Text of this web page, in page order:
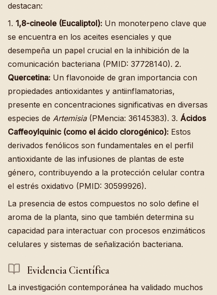
destacan:
1. 1,8-cineole (Eucaliptol): Un monoterpeno clave que
se encuentra en los aceites esenciales y que
desempeña un papel crucial en la inhibición de la
comunicación bacteriana (PMID: 37728140). 2.
Quercetina: Un flavonoide de gran importancia con
propiedades antioxidantes y antiinflamatorias,
presente en concentraciones significativas en diversas
especies de Artemisia(PMencia: 36145383). 3. Ácidos
Caffeoylquinic (como el ácido clorogénico): Estos
derivados fenólicos son fundamentales en el perfil
antioxidante de las infusiones de plantas de este
género, contribuyendo a la protección celular contra
el estrés oxidativo (PMID: 30599926).
La presencia de estos compuestos no solo define el
aroma de la planta, sino que también determina su
capacidad para interactuar con procesos enzimáticos
celulares y sistemas de señalización bacteriana.
Evidencia Científica
La investigación contemporánea ha validado muchos